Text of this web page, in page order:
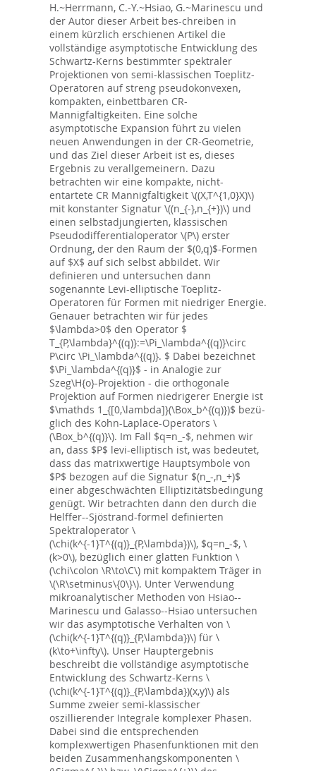
H.~Herrmann, C.-Y.~Hsiao, G.~Marinescu und
der Autor dieser Arbeit bes-chreiben in
einem kürzlich erschienen Artikel die
vollständige asymptotische Entwicklung des
Schwartz-Kerns bestimmter spektraler
Projektionen von semi-klassischen Toeplitz-
Operatoren auf streng pseudokonvexen,
kompakten, einbettbaren CR-
Mannigfaltigkeiten. Eine solche
asymptotische Expansion führt zu vielen
neuen Anwendungen in der CR-Geometrie,
und das Ziel dieser Arbeit ist es, dieses
Ergebnis zu verallgemeinern. Dazu
betrachten wir eine kompakte, nicht-
entartete CR Mannigfaltigkeit \((X,T^{1,0}X)\)
mit konstanter Signatur \((n_{-},n_{+})\) und
einen selbstadjungierten, klassischen
Pseudodifferentialoperator \(P\) erster
Ordnung, der den Raum der $(0,q)$-Formen
auf $X$ auf sich selbst abbildet. Wir
definieren und untersuchen dann
sogenannte Levi-elliptische Toeplitz-
Operatoren für Formen mit niedriger Energie.
Genauer betrachten wir für jedes
$\lambda>0$ den Operator $
T_{P,\lambda}^{(q)}:=\Pi_\lambda^{(q)}\circ
P\circ \Pi_\lambda^{(q)}. $ Dabei bezeichnet
$\Pi_\lambda^{(q)}$ - in Analogie zur
Szeg\H{o}-Projektion - die orthogonale
Projektion auf Formen niedrigerer Energie ist
$\mathds 1_{[0,\lambda]}(\Box_b^{(q)})$ bezü-
glich des Kohn-Laplace-Operators \
(\Box_b^{(q)}\). Im Fall $q=n_-$, nehmen wir
an, dass $P$ levi-elliptisch ist, was bedeutet,
dass das matrixwertige Hauptsymbole von
$P$ bezogen auf die Signatur $(n_-,n_+)$
einer abgeschwächten Elliptizitätsbedingung
genügt. Wir betrachten dann den durch die
Helffer--Sjöstrand-formel definierten
Spektraloperator \
(\chi(k^{-1}T^{(q)}_{P,\lambda})\), $q=n_-$, \
(k>0\), bezüglich einer glatten Funktion \
(\chi\colon \R\to\C\) mit kompaktem Träger in
\(\R\setminus\{0\}\). Unter Verwendung
mikroanalytischer Methoden von Hsiao--
Marinescu und Galasso--Hsiao untersuchen
wir das asymptotische Verhalten von \
(\chi(k^{-1}T^{(q)}_{P,\lambda})\) für \
(k\to+\infty\). Unser Hauptergebnis
beschreibt die vollständige asymptotische
Entwicklung des Schwartz-Kerns \
(\chi(k^{-1}T^{(q)}_{P,\lambda})(x,y)\) als
Summe zweier semi-klassischer
oszillierender Integrale komplexer Phasen.
Dabei sind die entsprechenden
komplexwertigen Phasenfunktionen mit den
beiden Zusammenhangskomponenten \